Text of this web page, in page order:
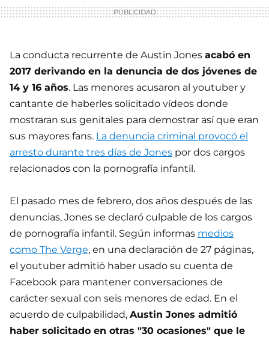
La conducta recurrente de Austin Jones acabó en
2017 derivando en la denuncia de dos jóvenes de
14 y 16 años. Las menores acusaron al youtuber y
cantante de haberles solicitado vídeos donde
mostraran sus genitales para demostrar así que eran
sus mayores fans. La denuncia criminal provocó el
arresto durante tres días de Jones por dos cargos
relacionados con la pornografía infantil.
El pasado mes de febrero, dos años después de las
denuncias, Jones se declaró culpable de los cargos
de pornografía infantil. Según informas medios
como The Verge, en una declaración de 27 páginas,
el youtuber admitió haber usado su cuenta de
Facebook para mantener conversaciones de
carácter sexual con seis menores de edad. En el
acuerdo de culpabilidad, Austin Jones admitió
haber solicitado en otras "30 ocasiones" que le